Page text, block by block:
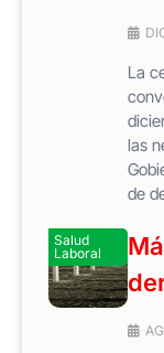
La
las
de
Salud
Laboral